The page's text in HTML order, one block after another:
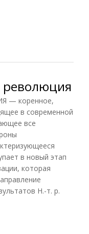
революция
— коренное,
в современной
все
в новый этап
которая
Н.-т. р.